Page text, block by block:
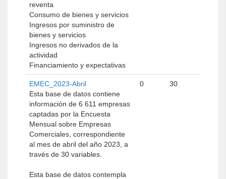
reventa
Consumo de bienes y servicios
Ingresos por suministro de
bienes y servicios
Ingresos no derivados de la
actividad
Financiamiento y expectativas
EMEC_2023-Abril
Esta base de datos contiene
información de 6 611 empresas
captadas por la Encuesta
Mensual sobre Empresas
Comerciales, correspondiente
al mes de abril del año 2023, a
través de 30 variables.
Esta base de datos contempla
0 30